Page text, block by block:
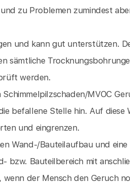
zu Problemen zumindest
und kann gut unterstützen.
sämtliche
werden.
MVOC
befallene Stelle hin. Auf diese
und eingrenzen.
Wand-/Bauteilaufbau und
bzw. Bauteilbereich mit
der Mensch den Geruch